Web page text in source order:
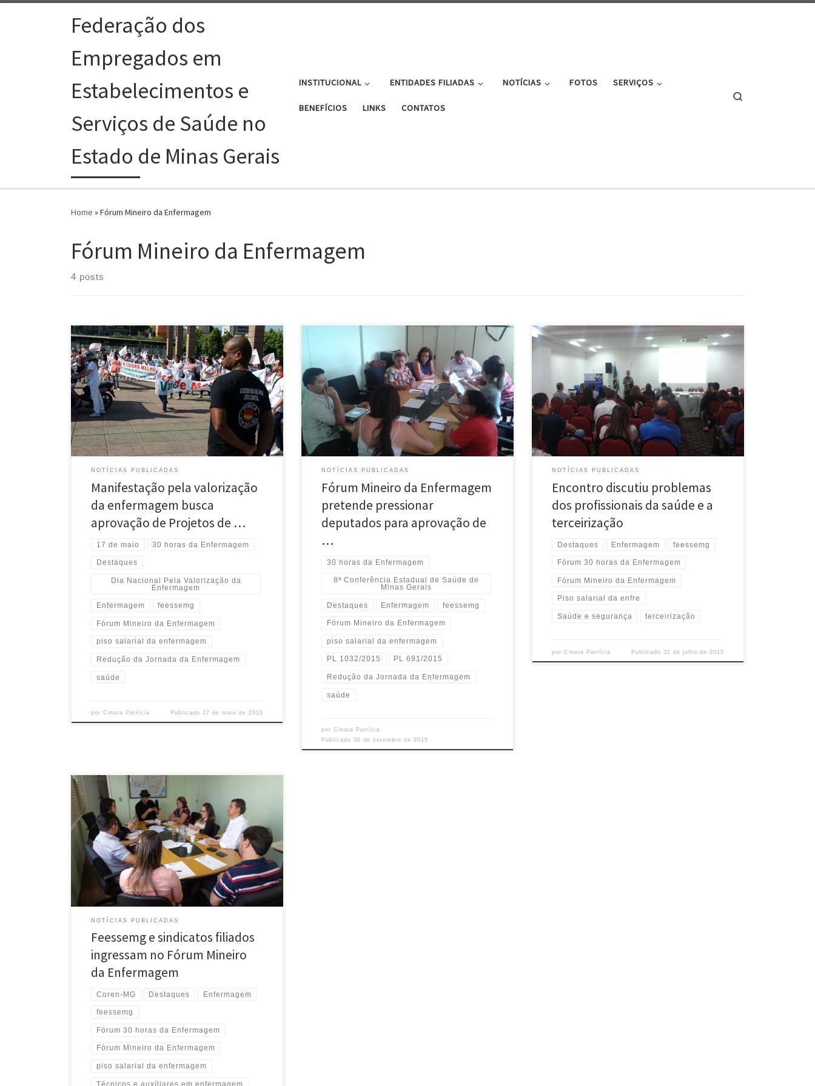
Skip to contentFederação dos
Empregados em
Estabelecimentos e
Serviços de Saúde no
Estado de Minas Gerais
INSTITUCIONAL ENTIDADES FILIADAS NOTÍCIAS FOTOS SERVIÇOS
BENEFÍCIOS LINKS CONTATOS
Home »Fórum Mineiro da Enfermagem
Fórum Mineiro da Enfermagem
4 posts
A Feessemg e sindicatos filiados participaram da
manifestação no Dia Nacional pela Valorização da
Enfermagem, o ato aconteceu hoje (17), na Praça da
Estação, em Belo Horizonte. Profissionais e
estudantes de enfermagem, entidades e associações
buscam por melhores condições de trabalho e
aprovação dos Projetos de Lei que reduzem a […]
NOTÍCIAS PUBLICADAS
Manifestação pela valorização
da enfermagem busca
aprovação de Projetos de …
17 de maio 30 horas da Enfermagem
Destaques
Dia Nacional Pela Valorização da
Enfermagem
Enfermagem feessemg
Fórum Mineiro da Enfermagem
piso salarial da enfermagem
Redução da Jornada da Enfermagem
saúde
porCinara Patrícia Publicado 17 de maio de 2016
O Fórum Mineiro da Enfermagem se reuniu ontem
(29), na sede do Coren-MG, e fez um balanço das
atividades da Conferência de saúde de Minas Gerais e
planejou próximos passos para que os Projetos de Lei
sobre os profissionais da enfermagem avancem. Para
os membros do Fórum a presença na […]
NOTÍCIAS PUBLICADAS
Fórum Mineiro da Enfermagem
pretende pressionar
deputados para aprovação de
…
30 horas da Enfermagem
8ª Conferência Estadual de Saúde de
Minas Gerais
Destaques Enfermagem feessemg
Fórum Mineiro da Enfermagem
piso salarial da enfermagem
PL 1032/2015 PL 691/2015
Redução da Jornada da Enfermagem
saúde
porCinara Patrícia
Publicado30 de setembro de 2015
A redução da jornada de trabalho para os profissionais
da enfermagem e a regulamentação de um piso
regional para a categoria foram os temas mais
debatidos no Encontro dos Dirigentes Sindicais da
Saúde, realizado pela Federação dos Empregados
em Estabelecimentos e Serviços de Saúde de Minas
Gerais (Feessemg), hoje (31), […]
NOTÍCIAS PUBLICADAS
Encontro discutiu problemas
dos profissionais da saúde e a
terceirização
Destaques Enfermagem feessemg
Fórum 30 horas da Enfermagem
Fórum Mineiro da Enfermagem
Piso salarial da enfre
Saúde e segurança terceirização
porCinara Patrícia Publicado 31 de julho de 2015
A Feessemg ingressou oficialmente no Fórum Mineiro
da Enfermagem. Na tarde de hoje (24), o presidente
da Feessemg, Rogério Fernandes participou da
reunião com os membros do Fórum e formalizou seu
apoio e participação na campanha pelas 30 horas da
Enfermagem e que instaura o Fórum Estadual. A
Feessemg traz […]
NOTÍCIAS PUBLICADAS
Feessemg e sindicatos filiados
ingressam no Fórum Mineiro
da Enfermagem
Coren-MG Destaques Enfermagem
feessemg
Fórum 30 horas da Enfermagem
Fórum Mineiro da Enfermagem
piso salarial da enfermagem
Técnicos e auxíliares em enfermagem